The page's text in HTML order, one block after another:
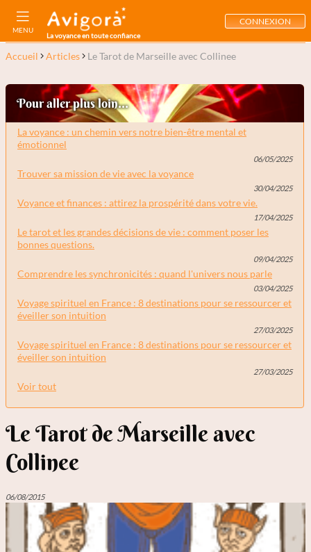
MENU
La voyance en toute confiance
CONNEXION
Accueil Articles Le Tarot de Marseille avec Collinee
Pour aller plus loin...
La voyance : un chemin vers notre bien-être mental et
émotionnel
06/05/2025
Trouver sa mission de vie avec la voyance
30/04/2025
Voyance et finances : attirez la prospérité dans votre vie.
17/04/2025
Le tarot et les grandes décisions de vie : comment poser les
bonnes questions.
09/04/2025
Comprendre les synchronicités : quand l'univers nous parle
03/04/2025
Voyage spirituel en France : 8 destinations pour se ressourcer et
éveiller son intuition
27/03/2025
Voyage spirituel en France : 8 destinations pour se ressourcer et
éveiller son intuition
27/03/2025
Voir tout
Le Tarot de Marseille avec
Collinee
06/08/2015